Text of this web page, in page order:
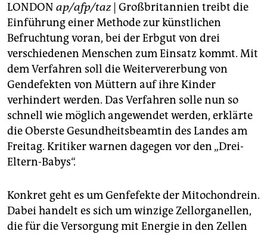
fragen & hilfe
unterstützen
abo
genossenschaft
epaper login
LONDON ap/afp/taz| Großbritannien treibt die
Einführung einer Methode zur künstlichen
Befruchtung voran, bei der Erbgut von drei
verschiedenen Menschen zum Einsatz kommt. Mit
dem Verfahren soll die Weitervererbung von
Gendefekten von Müttern auf ihre Kinder
verhindert werden. Das Verfahren solle nun so
schnell wie möglich angewendet werden, erklärte
die Oberste Gesundheitsbeamtin des Landes am
Freitag. Kritiker warnen dagegen vor den „Drei-
Eltern-Babys“.
Konkret geht es um Genfefekte der Mitochondrein.
Dabei handelt es sich um winzige Zellorganellen,
die für die Versorgung mit Energie in den Zellen